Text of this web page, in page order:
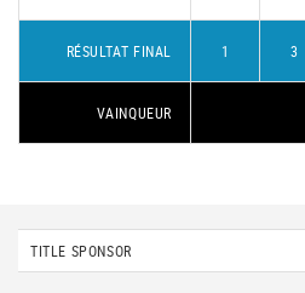
RÉSULTAT FINAL 1 3
VAINQUEUR
TITLE SPONSOR